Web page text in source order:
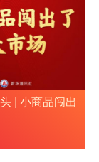
| 小商品闯出